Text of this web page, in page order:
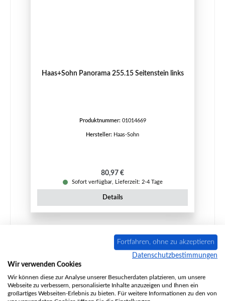
Haas+Sohn Panorama 255.15 Seitenstein links
Produktnummer: 01014669
Hersteller: Haas-Sohn
Regulärer Preis:
80,97 €
Sofort verfügbar, Lieferzeit: 2-4 Tage
Details
Fortfahren, ohne zu akzeptieren
Datenschutzbestimmungen
Wir verwenden Cookies
Wir können diese zur Analyse unserer Besucherdaten platzieren, um unsere
Webseite zu verbessern, personalisierte Inhalte anzuzeigen und Ihnen ein
großartiges Webseiten-Erlebnis zu bieten. Für weitere Informationen zu den von